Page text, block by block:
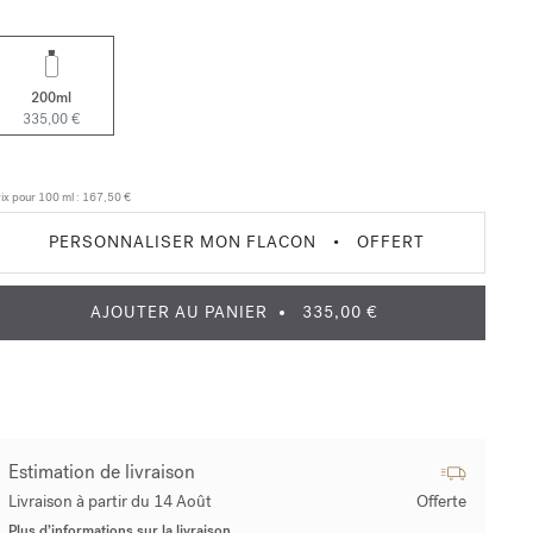
200ml
335,00 €
pour 100 ml : 167,50 €
PERSONNALISER MON FLACON • OFFERT
AJOUTER AU PANIER 335,00 €
Estimation de livraison
Livraison à partir du 14 Août Offerte